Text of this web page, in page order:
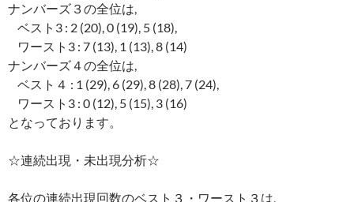
ナンバーズ３の全位は,
ベスト3 : 2 (20), 0 (19), 5 (18),
ワースト3 : 7 (13), 1 (13), 8 (14)
ナンバーズ４の全位は,
ベスト４ : 1 (29), 6 (29), 8 (28), 7 (24),
ワースト3 : 0 (12), 5 (15), 3 (16)
となっております。
☆連続出現・未出現分析☆
各位の連続出現回数のベスト３・ワースト３は,